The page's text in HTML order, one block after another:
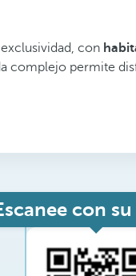
con
complejo permite
con